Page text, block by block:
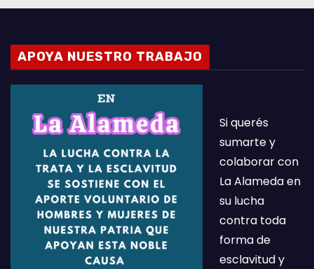
APOYA NUESTRO TRABAJO
Si querés
sumarte y
colaborar con
La Alameda en
su lucha
contra toda
forma de
esclavitud y